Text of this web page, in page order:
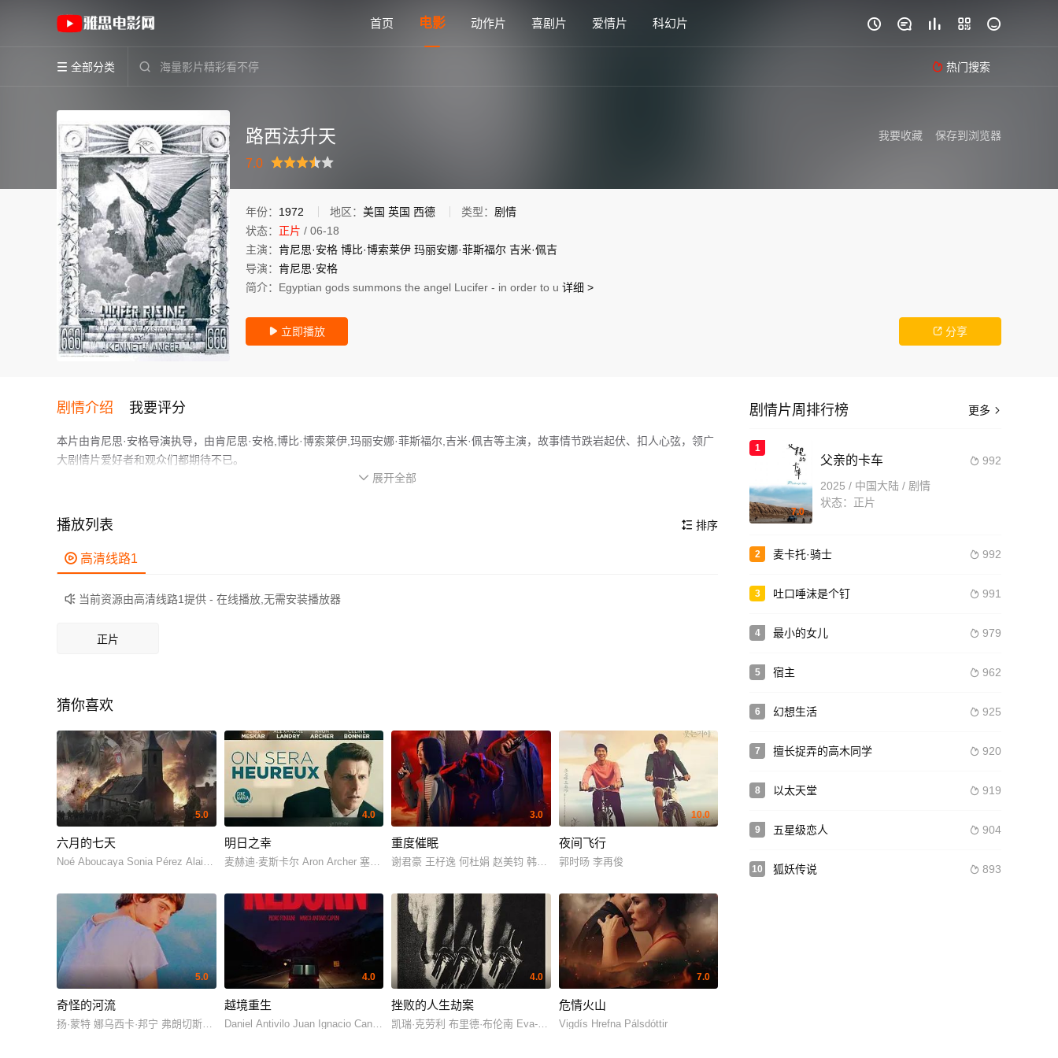
首页 电影 动作片 喜剧片 爱情片 科幻片     
 全部分类   热门搜索
《路西法升天》(1972)美国 / 英国 / 西德英语高清电影免费在线观看 - 雅思电影网
保存到浏览器
我要收藏
路西法升天
7.0
很差较差还行 推荐力荐
年份： 1972 地区： 美国 英国 西德 类型： 剧情
状态： 正片 / 06-18
主演： 肯尼思·安格 博比·博索莱伊 玛丽安娜·菲斯福尔 吉米·佩吉
导演： 肯尼思·安格
简介： Egyptian gods summons the angel Lucifer - in order to u 详细 >
 立即播放  分享
剧情介绍 我要评分
本片由肯尼思·安格导演执导，由肯尼思·安格,博比·博索莱伊,玛丽安娜·菲斯福尔,吉米·佩吉等主演，故事情节跌岩起伏、扣人心弦，领广
大剧情片爱好者和观众们都期待不已。
Egyptian gods summons the angel Lucifer - in order to usher in a new occult age.
鲜明，适合喜欢剧情类电影的观众观看。
 展开全部
 排序
播放列表
 高清线路1
 当前资源由高清线路1提供 - 在线播放,无需安装播放器
正片
猜你喜欢
5.0
六月的七天
Noé Aboucaya Sonia Pérez Alain Marseglia
4.0
明日之幸
麦赫迪·麦斯卡尔 Aron Archer 塞琳·邦尼 Maxime Afshar Paul Ahmarani Christophe Baril Sebastien Beaulac Giuseppe Calvinisti 塞利娜·卡马拉
3.0
重度催眠
谢君豪 王杍逸 何杜娟 赵美钧 韩储鸽 杨帆
10.0
夜间飞行
郭时旸 李再俊
5.0
奇怪的河流
扬·蒙特 娜乌西卡·邦宁 弗朗切斯科·温茨 乔迪·奥里奥尔 贝尔纳特·索莱 罗克·科莱尔 克莱尔·薇薇安妮·索博克
4.0
越境重生
Daniel Antivilo Juan Ignacio Cane 马可·安东尼奥·卡波尼 奥斯卡·德·拉·弗恩特 Pilar Mestre Del Bono 路易斯·杜博 Pablo Díaz 佩德罗·方汀 Verónica Gerez 费德里科·利斯 克里斯蒂安·
4.0
挫败的人生劫案
凯瑞·克劳利 布里德·布伦南 Eva-Jane Gaffney 肖恩·T·O·米尔莱 Marcus Lamb 阿特·帕金森 Naseen Morgan Niall Mac Eachmharcaigh Brid Ní
7.0
危情火山
Vigdís Hrefna Pálsdóttir
更多 
剧情片周排行榜
1
7.0
 992
父亲的卡车
2025 / 中国大陆 / 剧情
状态：正片
2  992
麦卡托·骑士
3  991
吐口唾沫是个钉
4  979
最小的女儿
5  962
宿主
6  925
幻想生活
7  920
擅长捉弄的高木同学
8  919
以太天堂
9  904
五星级恋人
10  893
狐妖传说